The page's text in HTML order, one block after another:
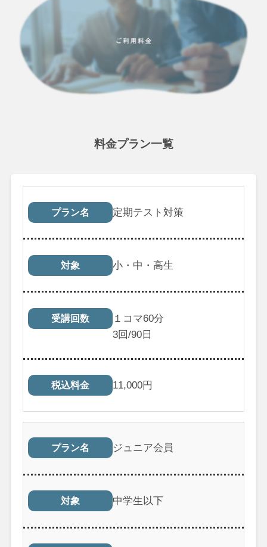
料金プラン一覧
プラン名 対象 受講回数
プラン名 定期テスト対策
対象 小・中・高生
受講回数
１コマ60分
3回/90日
税込料金 11,000円
プラン名 ジュニア会員
対象 中学生以下